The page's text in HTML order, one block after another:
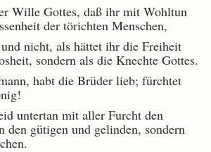
Wille Gottes, daß ihr mit Wohltun
der törichten Menschen,
nicht, als hättet ihr die Freiheit
sondern als die Knechte Gottes.
habt die Brüder lieb; fürchtet
untertan mit aller Furcht den
den gütigen und gelinden, sondern